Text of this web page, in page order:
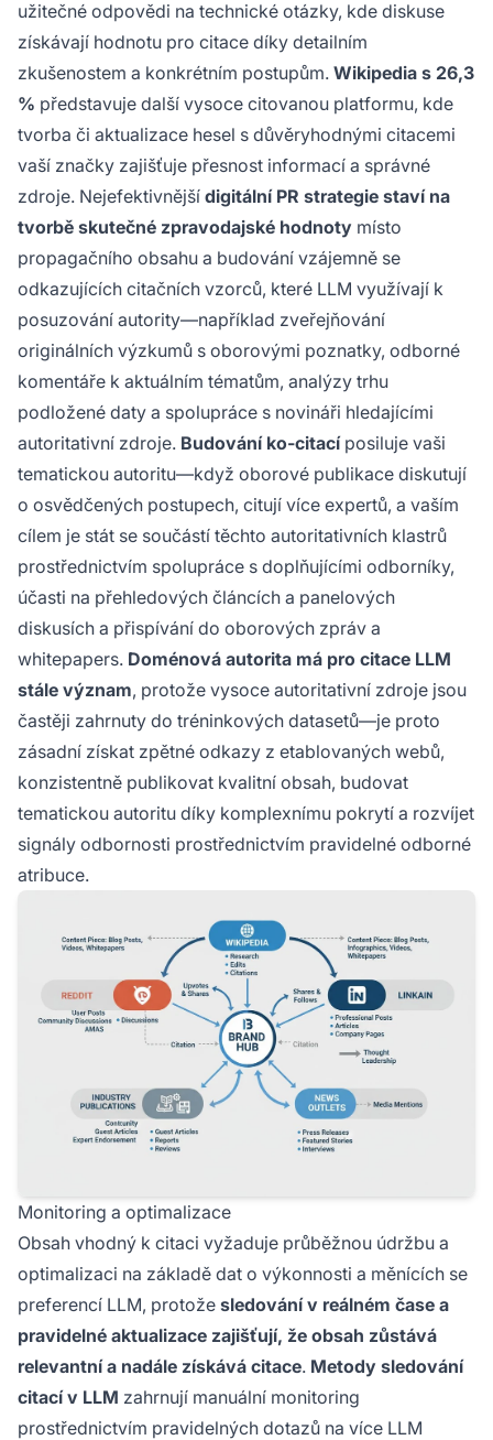
užitečné odpovědi na technické otázky, kde diskuse
získávají hodnotu pro citace díky detailním
zkušenostem a konkrétním postupům. Wikipedia s 26,3
% představuje další vysoce citovanou platformu, kde
tvorba či aktualizace hesel s důvěryhodnými citacemi
vaší značky zajišťuje přesnost informací a správné
zdroje. Nejefektivnější digitální PR strategie staví na
tvorbě skutečné zpravodajské hodnoty místo
propagačního obsahu a budování vzájemně se
odkazujících citačních vzorců, které LLM využívají k
posuzování autority—například zveřejňování
originálních výzkumů s oborovými poznatky, odborné
komentáře k aktuálním tématům, analýzy trhu
podložené daty a spolupráce s novináři hledajícími
autoritativní zdroje. Budování ko-citacíposiluje vaši
tematickou autoritu—když oborové publikace diskutují
o osvědčených postupech, citují více expertů, a vaším
cílem je stát se součástí těchto autoritativních klastrů
prostřednictvím spolupráce s doplňujícími odborníky,
účasti na přehledových článcích a panelových
diskusích a přispívání do oborových zpráv a
whitepapers. Doménová autorita má pro citace LLM
stále význam, protože vysoce autoritativní zdroje jsou
častěji zahrnuty do tréninkových datasetů—je proto
zásadní získat zpětné odkazy z etablovaných webů,
konzistentně publikovat kvalitní obsah, budovat
tematickou autoritu díky komplexnímu pokrytí a rozvíjet
signály odbornosti prostřednictvím pravidelné odborné
atribuce.
Monitoring a optimalizace
Obsah vhodný k citaci vyžaduje průběžnou údržbu a
optimalizaci na základě dat o výkonnosti a měnících se
preferencí LLM, protože sledování v reálném čase a
pravidelné aktualizace zajišťují, že obsah zůstává
relevantní a nadále získává citace. Metody sledování
citací v LLM zahrnují manuální monitoring
prostřednictvím pravidelných dotazů na více LLM